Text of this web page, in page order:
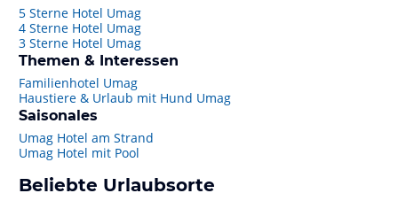
5 Sterne Hotel Umag
4 Sterne Hotel Umag
3 Sterne Hotel Umag
Themen & Interessen
Familienhotel Umag
Haustiere & Urlaub mit Hund Umag
Saisonales
Umag Hotel am Strand
Umag Hotel mit Pool
Beliebte Urlaubsorte